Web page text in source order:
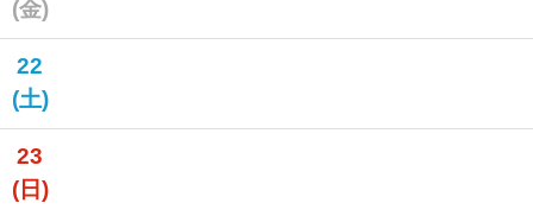
(金)
22
(土)
23
(日)